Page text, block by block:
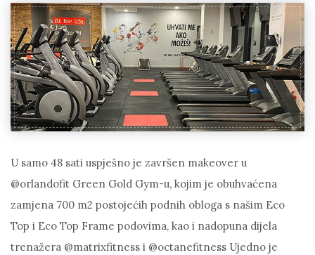
U samo 48 sati uspješno je završen makeover u
@orlandofit Green Gold Gym-u, kojim je obuhvaćena
zamjena 700 m2 postojećih podnih obloga s našim Eco
Top i Eco Top Frame podovima, kao i nadopuna dijela
trenažera @matrixfitness i @octanefitness Ujedno je